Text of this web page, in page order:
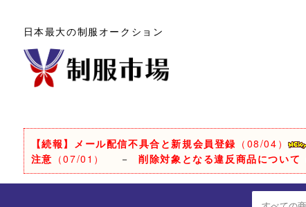
日本最大の制服オークション
【続報】メール配信不具合と新規会員登録 （08/04）
注意 （07/01） －削除対象となる違反商品について